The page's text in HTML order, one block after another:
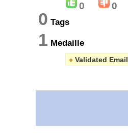
0 0
0 Tags
1 Medaille
● Validated Email